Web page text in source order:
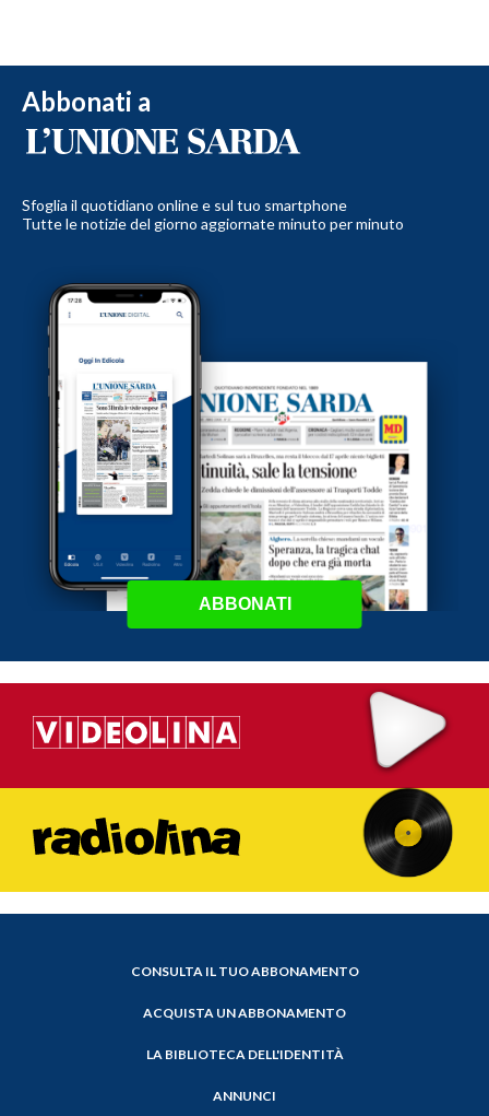
Abbonati a
Sfoglia il quotidiano online e sul tuo smartphone
Tutte le notizie del giorno aggiornate minuto per minuto
ABBONATI
CONSULTA IL TUO ABBONAMENTO
ACQUISTA UN ABBONAMENTO
LA BIBLIOTECA DELL'IDENTITÀ
ANNUNCI